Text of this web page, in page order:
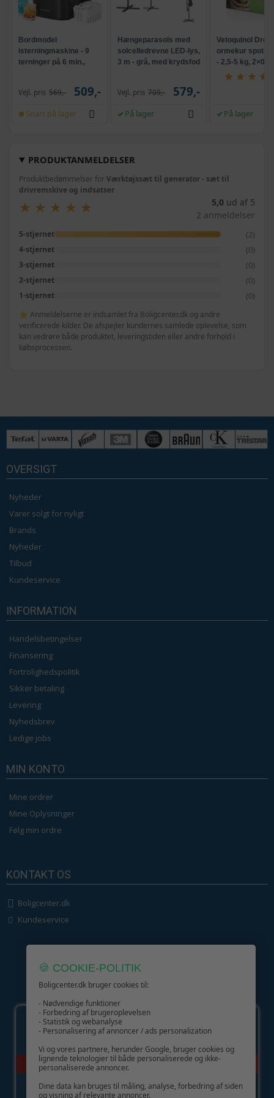
PRODUKTANMELDELSER
Produktbedømmelser forVærktøjssæt til generator - sæt til
drivremskive og indsatser
★
★ ★
★ ★
★ ★
★ ★
★ 5,0 ud af 5
2 anmeldelser
5-stjernet (2)
4-stjernet (0)
3-stjernet (0)
2-stjernet (0)
1-stjernet (0)
⭐ Anmeldelserne er indsamlet fra Boligcenter.dk og andre
verificerede kilder. De afspejler kundernes samlede oplevelse, som
kan vedrøre både produktet, leveringstiden eller andre forhold i
købsprocessen.
Bordmodel
isterningmaskine - 9
terninger på 6 min.,
Vejl. pris 569,- 509,-
Snart på lager
Hængeparasols med
solcelledrevne LED-lys,
3 m - grå, med krydsfod
Vejl. pris 709,- 579,-
På lager
Vetoquinol
ormekur spot-
- 2,5-5 kg, 2×0,7
På lager
OVERSIGT
Nyheder
Varer solgt for nyligt
Brands
Nyheder
Tilbud
Kundeservice
INFORMATION
Handelsbetingelser
Finansering
Fortrolighedspolitik
Sikker betaling
Levering
Nyhedsbrev
Ledige jobs
MIN KONTO
Mine ordrer
Mine Oplysninger
Følg min ordre
KONTAKT OS
Boligcenter.dk
Kundeservice
GIV GLÆDE MED ET GAVEKORT!
🍪 COOKIE-POLITIK
Boligcenter.dk bruger cookies til:
- Nødvendige funktioner
- Forbedring af brugeroplevelsen
- Statistik og webanalyse
- Personalisering af annoncer / ads personalization
Vi og vores partnere, herunder Google, bruger cookies og
lignende teknologier til både personaliserede og ikke-
personaliserede annoncer.
Dine data kan bruges til måling, analyse, forbedring af siden
og visning af relevante annoncer.